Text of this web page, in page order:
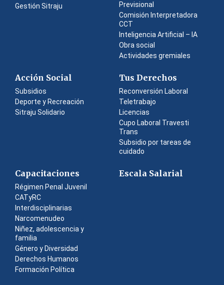
Gestión Sitraju
Previsional
Comisión Interpretadora
CCT
Inteligencia Artificial – IA
Obra social
Actividades gremiales
Acción Social
Subsidios
Deporte y Recreación
Sitraju Solidario
Tus Derechos
Reconversión Laboral
Teletrabajo
Licencias
Cupo Laboral Travesti
Trans
Subsidio por tareas de
cuidado
Capacitaciones
Régimen Penal Juvenil
CATyRC
Interdisciplinarias
Narcomenudeo
Niñez, adolescencia y
familia
Género y Diversidad
Derechos Humanos
Formación Política
Escala Salarial